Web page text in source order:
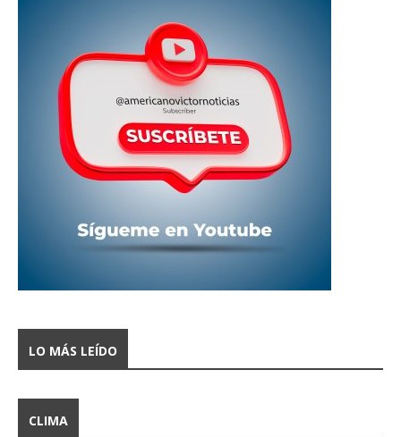
LO MÁS LEÍDO
CLIMA